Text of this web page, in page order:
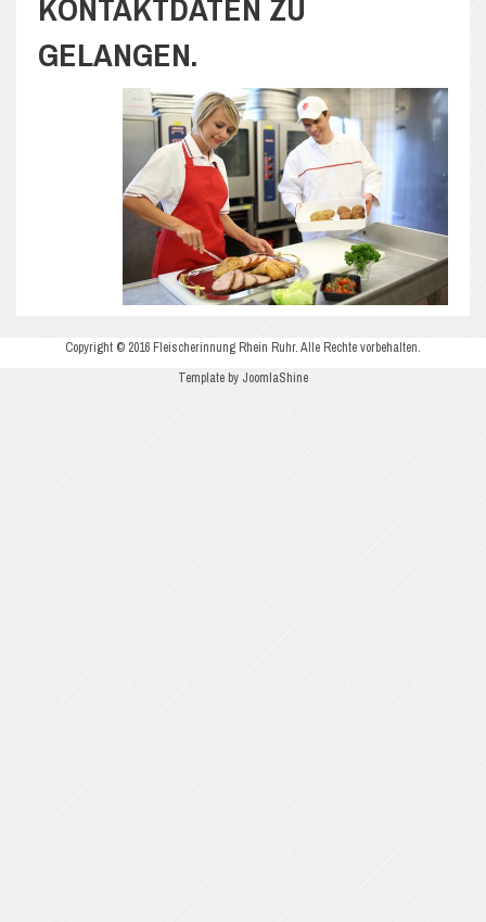
KONTAKTDATEN ZU
GELANGEN.
Copyright © 2016 Fleischerinnung Rhein Ruhr. Alle Rechte vorbehalten.
Template by JoomlaShine